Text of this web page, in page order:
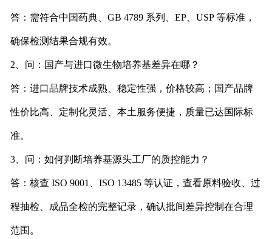
答：需符合中国药典、GB 4789 系列、EP、USP 等标准，
确保检测结果合规有效。
2、问：国产与进口微生物培养基差异在哪？
答：进口品牌技术成熟、稳定性强，价格较高；国产品牌
性价比高、定制化灵活、本土服务便捷，质量已达国际标
准。
3、问：如何判断培养基源头工厂的质控能力？
答：核查 ISO 9001、ISO 13485 等认证，查看原料验收、过
程抽检、成品全检的完整记录，确认批间差异控制在合理
范围。